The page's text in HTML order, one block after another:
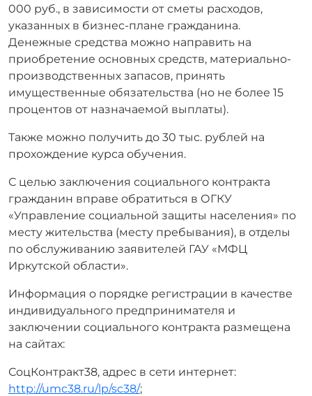
000 руб., в зависимости от сметы расходов,
указанных в бизнес-плане гражданина.
Денежные средства можно направить на
приобретение основных средств, материально-
производственных запасов, принять
имущественные обязательства (но не более 15
процентов от назначаемой выплаты).
Также можно получить до 30 тыс. рублей на
прохождение курса обучения.
С целью заключения социального контракта
гражданин вправе обратиться в ОГКУ
«Управление социальной защиты населения» по
месту жительства (месту пребывания), в отделы
по обслуживанию заявителей ГАУ «МФЦ
Иркутской области».
Информация о порядке регистрации в качестве
индивидуального предпринимателя и
заключении социального контракта размещена
на сайтах:
СоцКонтракт38, адрес в сети интернет:
http://umc38.ru/lp/sc38/;